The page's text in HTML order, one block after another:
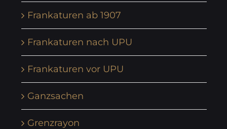
Frankaturen ab 1907
Frankaturen nach UPU
Frankaturen vor UPU
Ganzsachen
Grenzrayon